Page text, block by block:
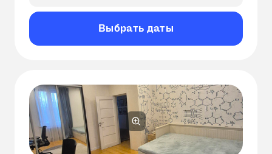
Выбрать даты